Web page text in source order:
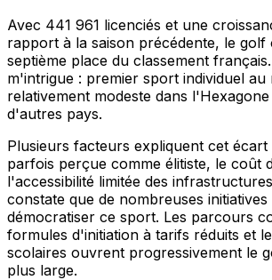
Avec 441 961 licenciés et une
rapport à la saison précédente, le golf
septième place du classement
m'intrigue : premier sport individuel au
relativement modeste dans
d'autres pays.
Plusieurs facteurs expliquent cet écart
parfois perçue comme élitiste, le coût
l'accessibilité limitée des
constate que de nombreuses initiatives
démocratiser ce sport. Les parcours
formules d'initiation à tarifs réduits et
scolaires ouvrent progressivement le
plus large.